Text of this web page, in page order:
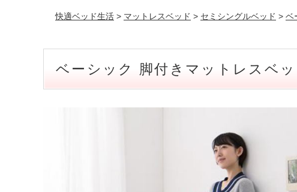
快適ベッド生活 > マットレスベッド > セミシングルベッド > ベ
ベーシック 脚付きマットレスベ